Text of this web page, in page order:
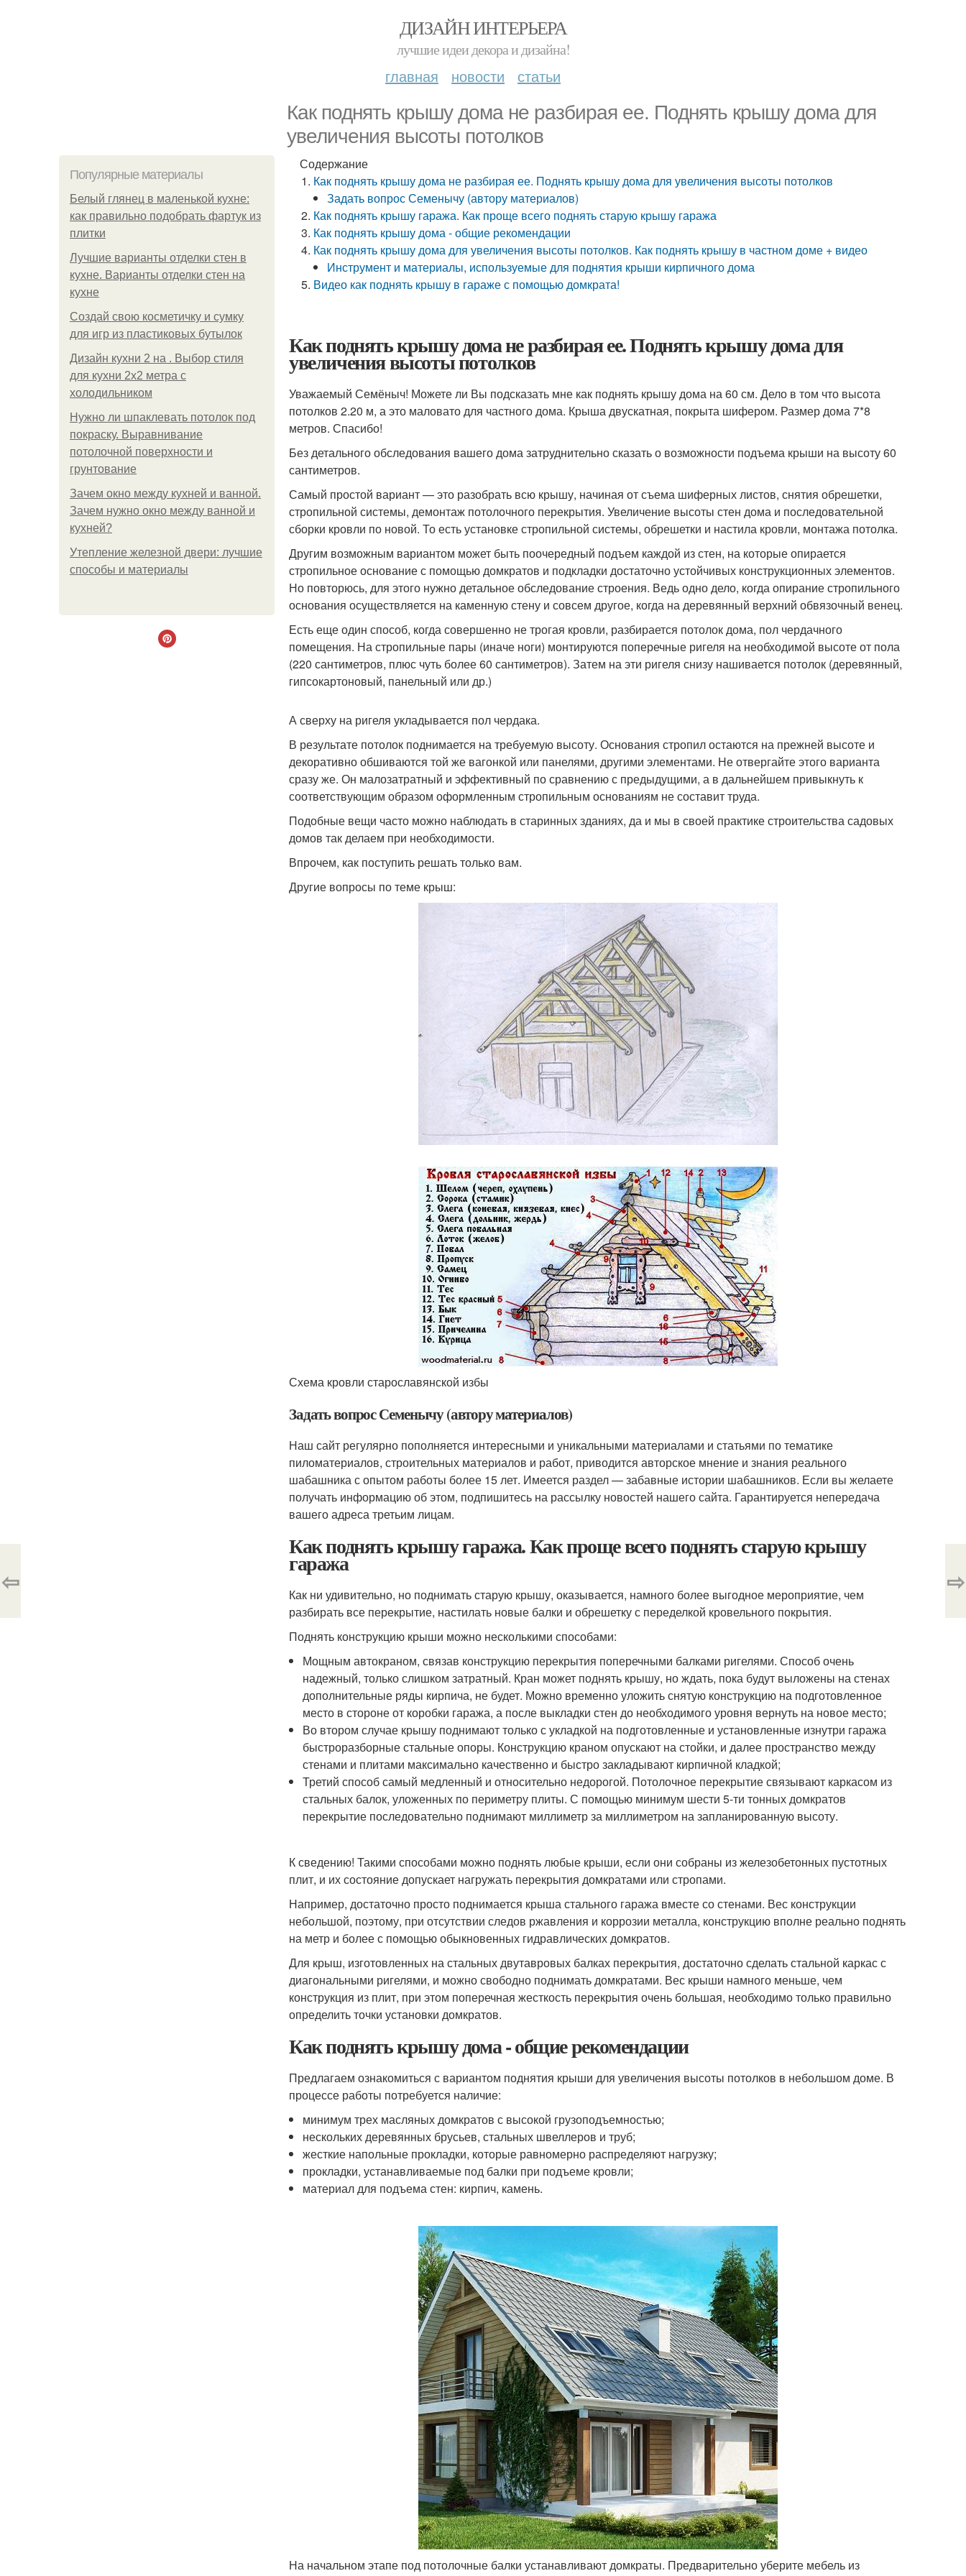
ДИЗАЙН ИНТЕРЬЕРА
лучшие идеи декора и дизайна!
главная новости статьи
Как поднять крышу дома не разбирая ее. Поднять крышу дома для
увеличения высоты потолков
Популярные материалы
Белый глянец в маленькой кухне:
как правильно подобрать фартук из
плитки
Лучшие варианты отделки стен в
кухне. Варианты отделки стен на
кухне
Создай свою косметичку и сумку
для игр из пластиковых бутылок
Дизайн кухни 2 на . Выбор стиля
для кухни 2х2 метра с
холодильником
Нужно ли шпаклевать потолок под
покраску. Выравнивание
потолочной поверхности и
грунтование
Зачем окно между кухней и ванной.
Зачем нужно окно между ванной и
кухней?
Утепление железной двери: лучшие
способы и материалы
Содержание
Как поднять крышу дома не разбирая ее. Поднять крышу дома для увеличения высоты потолков
Задать вопрос Семенычу (автору материалов)
Как поднять крышу гаража. Как проще всего поднять старую крышу гаража
Как поднять крышу дома - общие рекомендации
Как поднять крышу дома для увеличения высоты потолков. Как поднять крышу в частном доме + видео
Инструмент и материалы, используемые для поднятия крыши кирпичного дома
Видео как поднять крышу в гараже с помощью домкрата!
Как поднять крышу дома не разбирая ее. Поднять крышу дома для
увеличения высоты потолков
Уважаемый Семёныч! Можете ли Вы подсказать мне как поднять крышу дома на 60 см. Дело в том что высота
потолков 2.20 м, а это маловато для частного дома. Крыша двускатная, покрыта шифером. Размер дома 7*8
метров. Спасибо!
Без детального обследования вашего дома затруднительно сказать о возможности подъема крыши на высоту 60
сантиметров.
Самый простой вариант — это разобрать всю крышу, начиная от съема шиферных листов, снятия обрешетки,
стропильной системы, демонтаж потолочного перекрытия. Увеличение высоты стен дома и последовательной
сборки кровли по новой. То есть установке стропильной системы, обрешетки и настила кровли, монтажа потолка.
Другим возможным вариантом может быть поочередный подъем каждой из стен, на которые опирается
стропильное основание с помощью домкратов и подкладки достаточно устойчивых конструкционных элементов.
Но повторюсь, для этого нужно детальное обследование строения. Ведь одно дело, когда опирание стропильного
основания осуществляется на каменную стену и совсем другое, когда на деревянный верхний обвязочный венец.
Есть еще один способ, когда совершенно не трогая кровли, разбирается потолок дома, пол чердачного
помещения. На стропильные пары (иначе ноги) монтируются поперечные ригеля на необходимой высоте от пола
(220 сантиметров, плюс чуть более 60 сантиметров). Затем на эти ригеля снизу нашивается потолок (деревянный,
гипсокартоновый, панельный или др.)
А сверху на ригеля укладывается пол чердака.
В результате потолок поднимается на требуемую высоту. Основания стропил остаются на прежней высоте и
декоративно обшиваются той же вагонкой или панелями, другими элементами. Не отвергайте этого варианта
сразу же. Он малозатратный и эффективный по сравнению с предыдущими, а в дальнейшем привыкнуть к
соответствующим образом оформленным стропильным основаниям не составит труда.
Подобные вещи часто можно наблюдать в старинных зданиях, да и мы в своей практике строительства садовых
домов так делаем при необходимости.
Впрочем, как поступить решать только вам.
Другие вопросы по теме крыш:
Схема кровли старославянской избы
Задать вопрос Семенычу (автору материалов)
Наш сайт регулярно пополняется интересными и уникальными материалами и статьями по тематике
пиломатериалов, строительных материалов и работ, приводится авторское мнение и знания реального
шабашника с опытом работы более 15 лет. Имеется раздел — забавные истории шабашников. Если вы желаете
получать информацию об этом, подпишитесь на рассылку новостей нашего сайта. Гарантируется непередача
вашего адреса третьим лицам.
Как поднять крышу гаража. Как проще всего поднять старую крышу
гаража
Как ни удивительно, но поднимать старую крышу, оказывается, намного более выгодное мероприятие, чем
разбирать все перекрытие, настилать новые балки и обрешетку с переделкой кровельного покрытия.
Поднять конструкцию крыши можно несколькими способами:
Мощным автокраном, связав конструкцию перекрытия поперечными балками ригелями. Способ очень
надежный, только слишком затратный. Кран может поднять крышу, но ждать, пока будут выложены на стенах
дополнительные ряды кирпича, не будет. Можно временно уложить снятую конструкцию на подготовленное
место в стороне от коробки гаража, а после выкладки стен до необходимого уровня вернуть на новое место;
Во втором случае крышу поднимают только с укладкой на подготовленные и установленные изнутри гаража
быстроразборные стальные опоры. Конструкцию краном опускают на стойки, и далее пространство между
стенами и плитами максимально качественно и быстро закладывают кирпичной кладкой;
Третий способ самый медленный и относительно недорогой. Потолочное перекрытие связывают каркасом из
стальных балок, уложенных по периметру плиты. С помощью минимум шести 5-ти тонных домкратов
перекрытие последовательно поднимают миллиметр за миллиметром на запланированную высоту.
К сведению! Такими способами можно поднять любые крыши, если они собраны из железобетонных пустотных
плит, и их состояние допускает нагружать перекрытия домкратами или стропами.
Например, достаточно просто поднимается крыша стального гаража вместе со стенами. Вес конструкции
небольшой, поэтому, при отсутствии следов ржавления и коррозии металла, конструкцию вполне реально поднять
на метр и более с помощью обыкновенных гидравлических домкратов.
Для крыш, изготовленных на стальных двутавровых балках перекрытия, достаточно сделать стальной каркас с
диагональными ригелями, и можно свободно поднимать домкратами. Вес крыши намного меньше, чем
конструкция из плит, при этом поперечная жесткость перекрытия очень большая, необходимо только правильно
определить точки установки домкратов.
Как поднять крышу дома - общие рекомендации
Предлагаем ознакомиться с вариантом поднятия крыши для увеличения высоты потолков в небольшом доме. В
процессе работы потребуется наличие:
минимум трех масляных домкратов с высокой грузоподъемностью;
нескольких деревянных брусьев, стальных швеллеров и труб;
жесткие напольные прокладки, которые равномерно распределяют нагрузку;
прокладки, устанавливаемые под балки при подъеме кровли;
материал для подъема стен: кирпич, камень.
На начальном этапе под потолочные балки устанавливают домкраты. Предварительно уберите мебель из
⇦ ⇨